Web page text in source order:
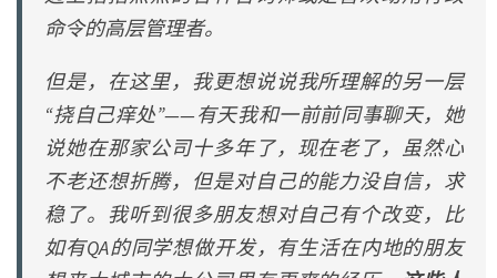
命令的高层管理者。
但是，在这里，我更想说说我所理解的另一层
“挠自己痒处”——有天我和一前前同事聊天，她
说她在那家公司十多年了，现在老了，虽然心
不老还想折腾，但是对自己的能力没自信，求
稳了。我听到很多朋友想对自己有个改变，比
如有QA的同学想做开发，有生活在内地的朋友